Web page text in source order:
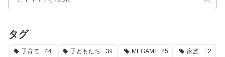
タグ
子育て 44 子どもたち 39 MEGAMI 25 家族 12